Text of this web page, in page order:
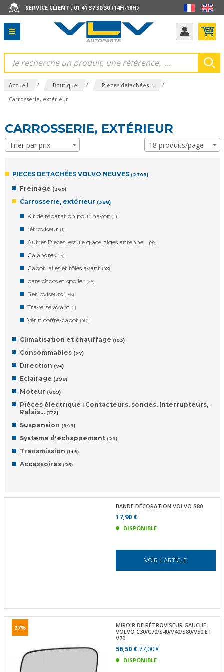
SERVICE CLIENT : 01 41 37 30 30 (14H-18H)
Accueil / Boutique / Pieces detachées... /
Carrosserie, extérieur
CARROSSERIE, EXTÉRIEUR
Trier par prix 18 produits/page
PIECES DETACHÉES VOLVO NEUVES (2703)
Freinage (360)
Carrosserie, extérieur (388)
Kit de réparation pour hayon (1)
rétroviseur (1)
Autres Pieces: essuie glace, tiges antenne… (96)
Calandres (19)
Capot, ailes et tôles avant (48)
pare chocs et spoiler (26)
Retroviseurs (156)
Traverse avant (1)
Vérin coffre-capot (40)
Climatisation et chauffage (103)
Consommables (77)
Direction (74)
Eclairage (398)
Moteur (609)
Pièces électrique : Contacteurs, sondes, Interrupteurs,
Relais… (172)
Suspension (343)
Systeme d'echappement (23)
Transmission (149)
Accessoires (25)
BANDE DÉCORATION VOLVO S80
17,90 €
DISPONIBLE
VOIR L'ARTICLE
27%
MIROIR DE RÉTROVISEUR GAUCHE
VOLVO C30/C70/S40/V40/S80/V50 ET
V70
56,50 €77,00 €
DISPONIBLE